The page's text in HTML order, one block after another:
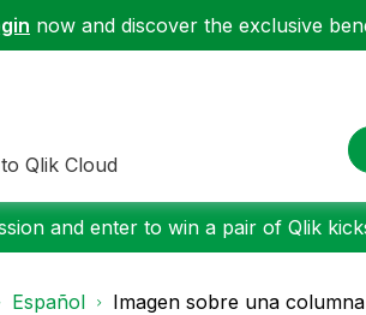
now and discover the exclusive
Qlik Cloud
and enter to win a pair of Qlik
Español Imagen sobre una